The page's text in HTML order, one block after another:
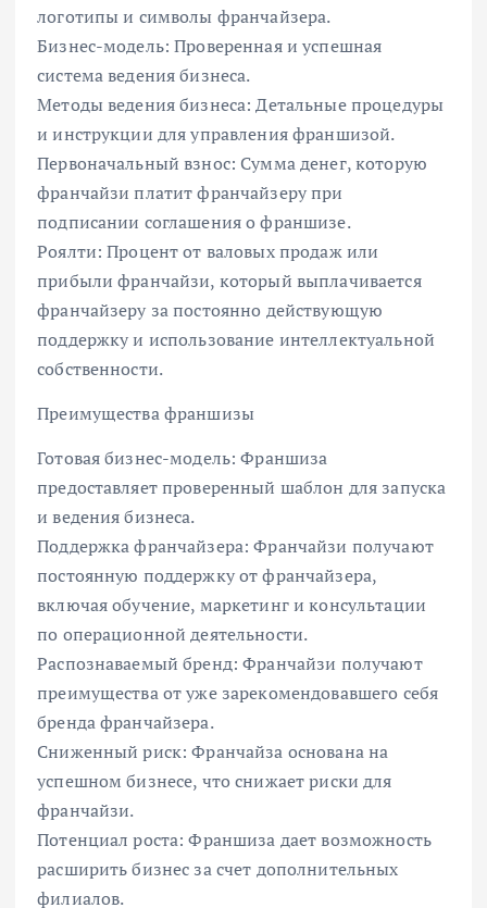
логотипы и символы франчайзера.
Бизнес-модель: Проверенная и успешная
система ведения бизнеса.
Методы ведения бизнеса: Детальные процедуры
и инструкции для управления франшизой.
Первоначальный взнос: Сумма денег, которую
франчайзи платит франчайзеру при
подписании соглашения о франшизе.
Роялти: Процент от валовых продаж или
прибыли франчайзи, который выплачивается
франчайзеру за постоянно действующую
поддержку и использование интеллектуальной
собственности.
Преимущества франшизы
Готовая бизнес-модель: Франшиза
предоставляет проверенный шаблон для запуска
и ведения бизнеса.
Поддержка франчайзера: Франчайзи получают
постоянную поддержку от франчайзера,
включая обучение, маркетинг и консультации
по операционной деятельности.
Распознаваемый бренд: Франчайзи получают
преимущества от уже зарекомендовавшего себя
бренда франчайзера.
Сниженный риск: Франчайза основана на
успешном бизнесе, что снижает риски для
франчайзи.
Потенциал роста: Франшиза дает возможность
расширить бизнес за счет дополнительных
филиалов.